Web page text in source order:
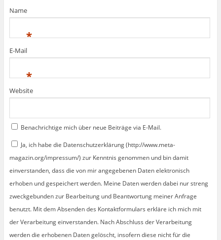
Name
*
E-Mail
*
Website
Benachrichtige mich über neue Beiträge via E-Mail.
Ja, ich habe die Datenschutzerklärung (http://www.meta-
magazin.org/impressum/) zur Kenntnis genommen und bin damit
einverstanden, dass die von mir angegebenen Daten elektronisch
erhoben und gespeichert werden. Meine Daten werden dabei nur streng
zweckgebunden zur Bearbeitung und Beantwortung meiner Anfrage
benutzt. Mit dem Absenden des Kontaktformulars erkläre ich mich mit
der Verarbeitung einverstanden. Nach Abschluss der Verarbeitung
werden die erhobenen Daten gelöscht, insofern diese nicht für die